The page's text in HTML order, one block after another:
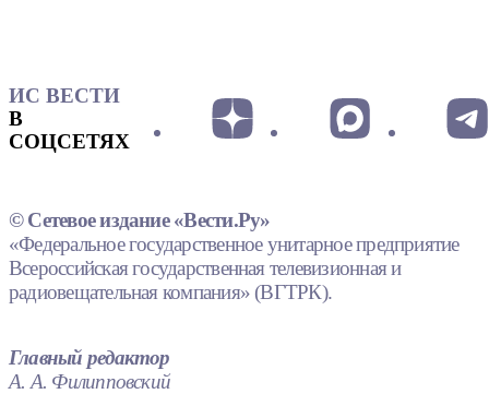
ИС ВЕСТИ
В
СОЦСЕТЯХ
© Сетевое издание «Вести.Ру»
«Федеральное государственное унитарное предприятие
Всероссийская государственная телевизионная и
радиовещательная компания» (ВГТРК).
Главный редактор
А. А. Филипповский